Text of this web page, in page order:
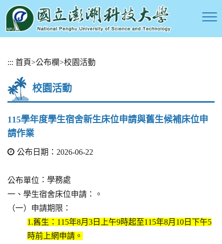
::: 首頁>公布欄>校園活動
校園活動
115學年度學生宿舍新生床位申請與舊生候補床位申
請作業
公布日期：2026-06-22
公布單位 ：學務處
一、學生宿舍床位申請：。
（一）申請期限：
1.舊生：115年8月3日上午9時起至115年8月10日下午5
時前上網申請。